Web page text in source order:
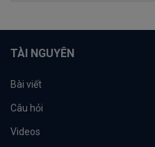
TÀI NGUYÊN
Bài viết
Câu hỏi
Videos